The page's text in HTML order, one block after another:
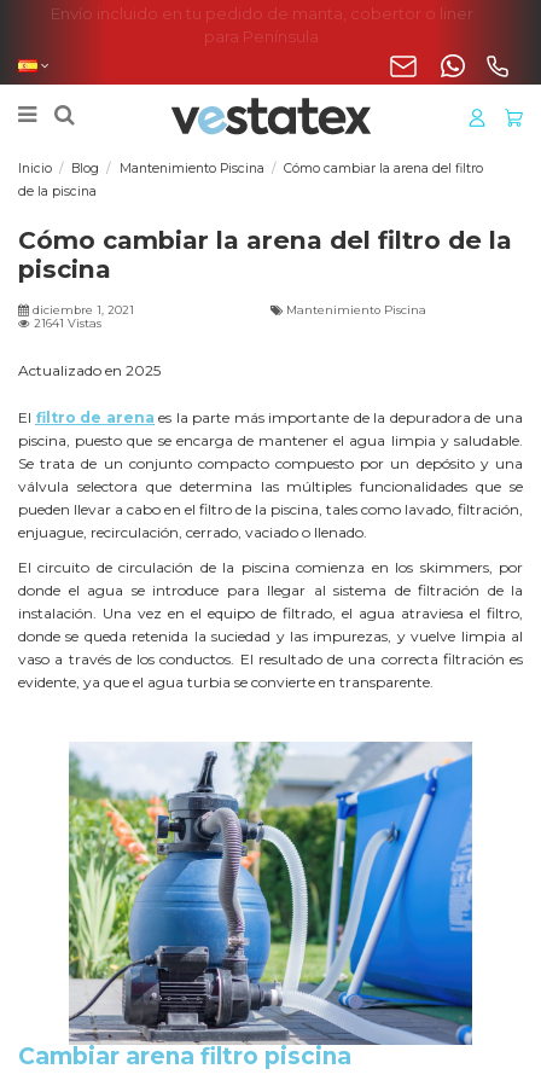
Envío incluido en tu pedido de manta, cobertor o liner
para Península
Inicio Blog Mantenimiento Piscina
Cómo cambiar la arena del filtro
de la piscina
Cómo cambiar la arena del filtro de la
piscina
diciembre 1, 2021
Mantenimiento Piscina
21641 Vistas
Actualizado en 2025
El filtro de arena es la parte más importante de la depuradora de una
piscina, puesto que se encarga de mantener el agua limpia y saludable.
Se trata de un conjunto compacto compuesto por un depósito y una
válvula selectora que determina las múltiples funcionalidades que se
pueden llevar a cabo en el filtro de la piscina, tales como lavado, filtración,
enjuague, recirculación, cerrado, vaciado o llenado.
El circuito de circulación de la piscina comienza en los skimmers, por
donde el agua se introduce para llegar al sistema de filtración de la
instalación. Una vez en el equipo de filtrado, el agua atraviesa el filtro,
donde se queda retenida la suciedad y las impurezas, y vuelve limpia al
vaso a través de los conductos. El resultado de una correcta filtración es
evidente, ya que el agua turbia se convierte en transparente.
Cambiar arena filtro piscina